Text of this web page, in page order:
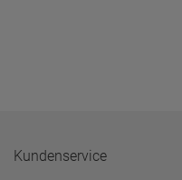
Kundenservice